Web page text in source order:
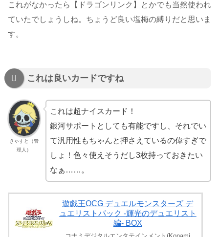
これがなかったら【ドラゴンリンク】とかでも当然使われ
ていたでしょうしね。ちょうど良い塩梅の縛りだと思いま
す。
これは良いカードですね
きゃすと（管
理人）
これは超ナイスカード！
銀河サポートとしても有能ですし、それでい
て汎用性もちゃんと押さえているの偉すぎで
しょ！色々使えそうだし3枚持っておきたい
なぁ……。
遊戯王OCG デュエルモンスターズ デ
ュエリストパック -輝光のデュエリスト
編- BOX